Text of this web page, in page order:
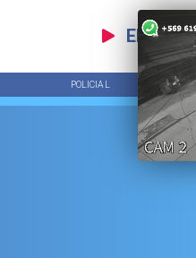
EN VIVO
POLICIAL